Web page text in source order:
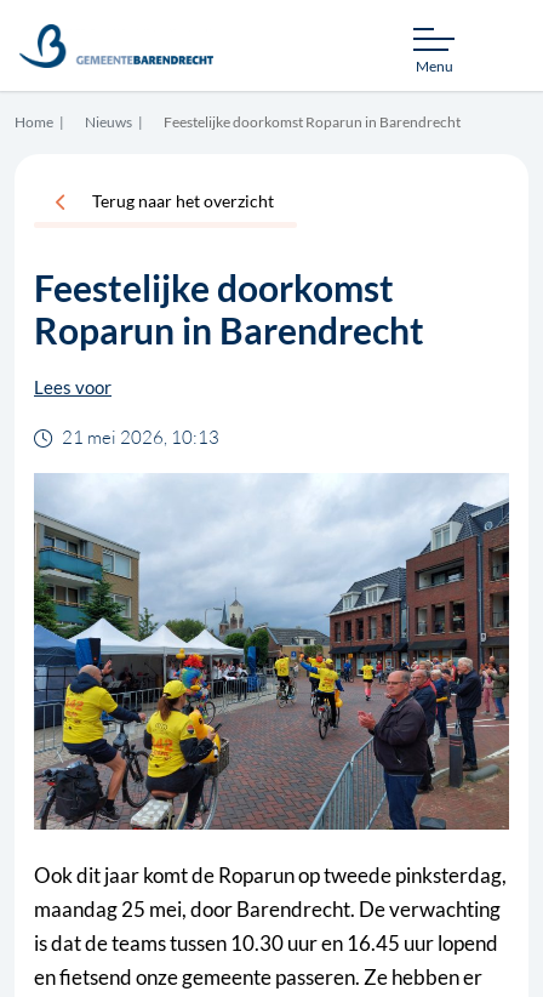
Menu
Home Nieuws Feestelijke doorkomst Roparun in Barendrecht
Terug naar het overzicht
Feestelijke doorkomst
Roparun in Barendrecht
Lees voor
21 mei 2026, 10:13
Ook dit jaar komt de Roparun op tweede pinksterdag,
maandag 25 mei, door Barendrecht. De verwachting
is dat de teams tussen 10.30 uur en 16.45 uur lopend
en fietsend onze gemeente passeren. Ze hebben er